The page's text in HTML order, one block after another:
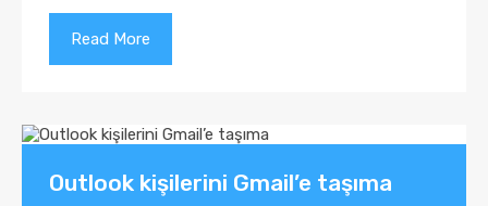
Read More
Outlook kişilerini Gmail’e taşıma